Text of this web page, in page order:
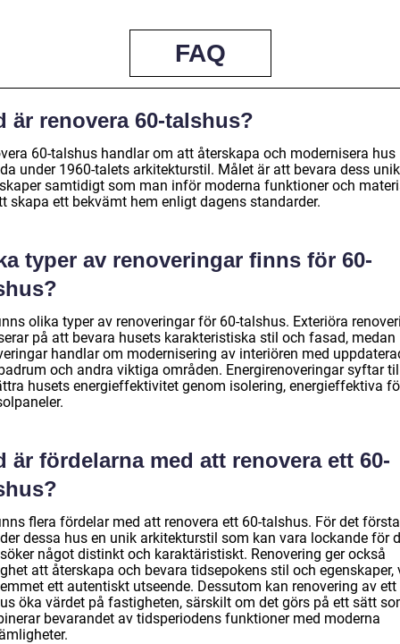
FAQ
är renovera 60-talshus?
60-talshus handlar om att återskapa och modernisera hus
under 1960-talets arkitekturstil. Målet är att bevara dess
samtidigt som man inför moderna funktioner och
skapa ett bekvämt hem enligt dagens standarder.
typer av renoveringar finns för 60-
olika typer av renoveringar för 60-talshus. Exteriöra
på att bevara husets karakteristiska stil och fasad, medan
handlar om modernisering av interiören med
och andra viktiga områden. Energirenoveringar syftar
husets energieffektivitet genom isolering, energieffektiva
är fördelarna med att renovera ett 60-
flera fördelar med att renovera ett 60-talshus. För det första
dessa hus en unik arkitekturstil som kan vara lockande för
något distinkt och karaktäristiskt. Renovering ger också
att återskapa och bevara tidsepokens stil och egenskaper,
ett autentiskt utseende. Dessutom kan renovering av ett
öka värdet på fastigheten, särskilt om det görs på ett sätt
bevarandet av tidsperiodens funktioner med moderna